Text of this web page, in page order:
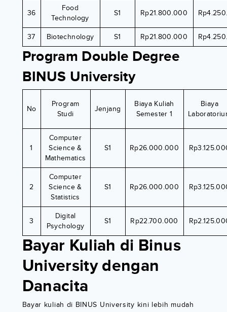
36
Food
Technology
S1 Rp21.800.000
37 Biotechnology S1 Rp21.800.000
Program Double Degree
BINUS University
No
Program
Studi
Jenjang
Biaya Kuliah
Semester 1
Biaya
1
Computer
Science &
Mathematics
S1 Rp26.000.000
2
Computer
Science &
Statistics
S1 Rp26.000.000
3
Digital
Psychology
S1 Rp22.700.000
Bayar Kuliah di Binus
University dengan
Danacita
Bayar kuliah di BINUS University kini lebih mudah